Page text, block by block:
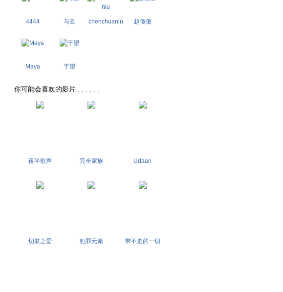
4444 与玄 chenchuanlu 赵傻傻
Maya 于望
你可能会喜欢的影片 . . . . . .
夜半歌声 完全家族 Udaan
切肤之爱 犯罪元素 带不走的一切